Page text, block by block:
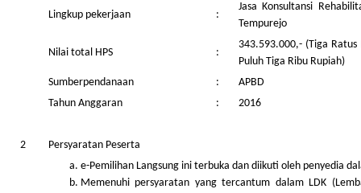
Lingkup pekerjaan :
Jasa Konsultansi
Tempurejo
Nilai total HPS :
343.593.000,- (Tiga
Puluh Tiga Ribu Rupiah)
Sumberpendanaan
:
APBD
Tahun Anggaran
: 2016
2
Persyaratan Peserta
e-Pemilihan Langsung ini terbuka dan diikuti oleh penyedia
Memenuhi persyaratan yang tercantum dalam LDK